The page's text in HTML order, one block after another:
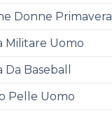
Donne Primavera
Militare Uomo
Da Baseball
Pelle Uomo